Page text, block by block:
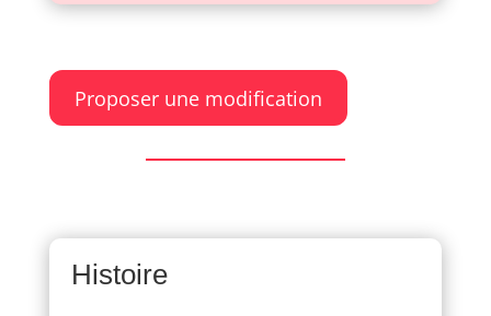
Proposer une modification
Histoire